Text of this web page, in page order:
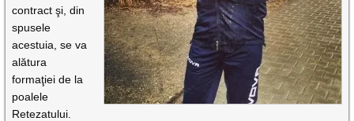
contract şi, din
spusele
acestuia, se va
alătura
formaţiei de la
poalele
Retezatului.